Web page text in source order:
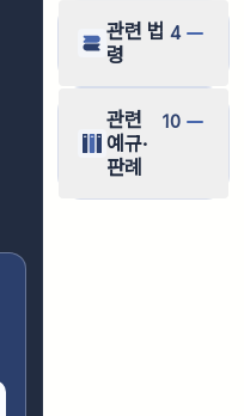
관련 법
령
4
관련
예규·
판례
10